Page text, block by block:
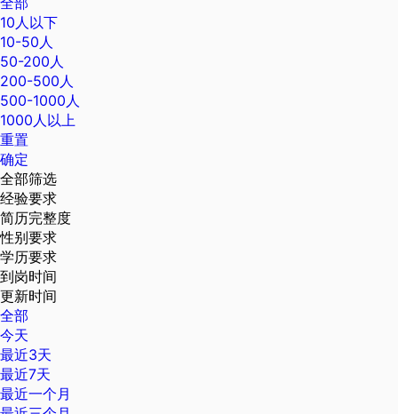
10人以下
10-50人
50-200人
200-500人
500-1000人
1000人以上
重置
确定
全部筛选
经验要求
简历完整度
性别要求
学历要求
到岗时间
更新时间
全部
今天
最近3天
最近7天
最近一个月